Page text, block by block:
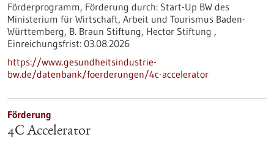
Förderprogramm, Förderung durch: Start-Up BW des
Ministerium für Wirtschaft, Arbeit und Tourismus Baden-
Württemberg, B. Braun Stiftung, Hector Stiftung ,
Einreichungsfrist: 03.08.2026
https://www.gesundheitsindustrie-
bw.de/datenbank/foerderungen/4c-accelerator
Förderung
4C Accelerator